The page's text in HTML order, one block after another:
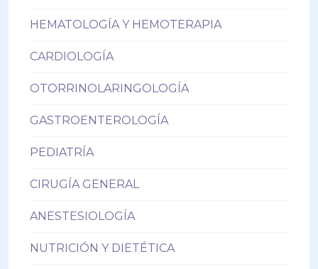
HEMATOLOGÍA Y HEMOTERAPIA
CARDIOLOGÍA
OTORRINOLARINGOLOGÍA
GASTROENTEROLOGÍA
PEDIATRÍA
CIRUGÍA GENERAL
ANESTESIOLOGÍA
NUTRICIÓN Y DIETÉTICA